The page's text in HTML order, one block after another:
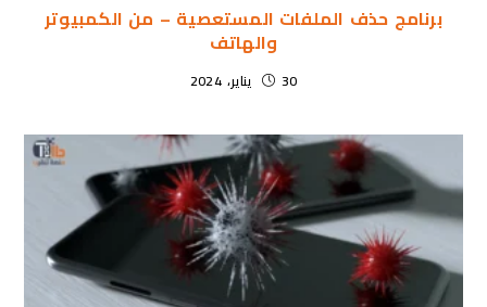
برنامج حذف الملفات المستعصية – من الكمبيوتر
والهاتف
30 يناير، 2024